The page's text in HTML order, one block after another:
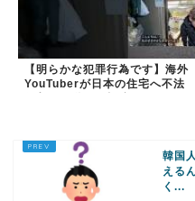
【明らかな犯罪行為です】海外
YouTuberが日本の住宅へ不法
韓国
える
く...